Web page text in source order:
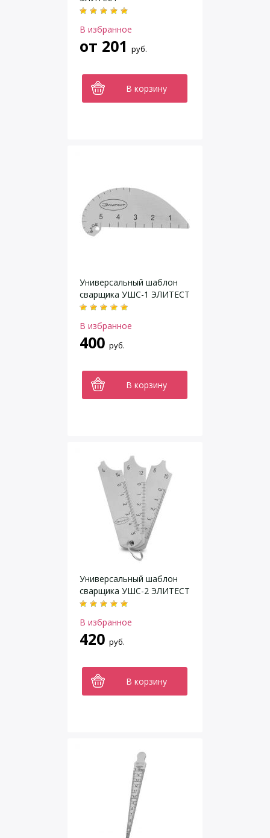
В избранное
от 201 руб.
В корзину
Универсальный шаблон
сварщика УШС-1 ЭЛИТЕСТ
В избранное
400 руб.
В корзину
Универсальный шаблон
сварщика УШС-2 ЭЛИТЕСТ
В избранное
420 руб.
В корзину